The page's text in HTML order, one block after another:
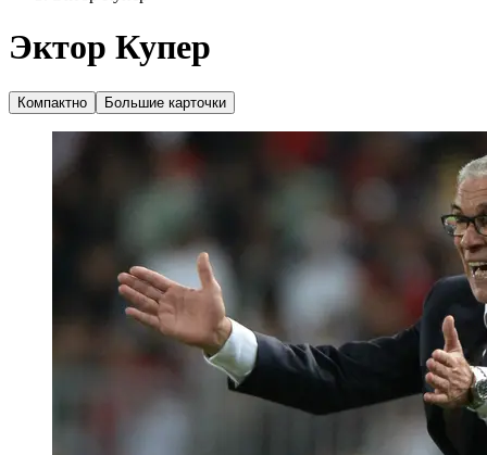
Эктор Купер
Компактно Большие карточки